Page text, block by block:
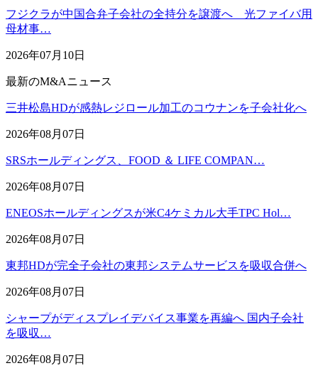
フジクラが中国合弁子会社の全持分を譲渡へ 光ファイバ用
母材事…
2026年07月10日
最新のM&Aニュース
三井松島HDが感熱レジロール加工のコウナンを子会社化へ
2026年08月07日
SRSホールディングス、FOOD ＆ LIFE COMPAN…
2026年08月07日
ENEOSホールディングスが米C4ケミカル大手TPC Hol…
2026年08月07日
東邦HDが完全子会社の東邦システムサービスを吸収合併へ
2026年08月07日
シャープがディスプレイデバイス事業を再編へ 国内子会社
を吸収…
2026年08月07日